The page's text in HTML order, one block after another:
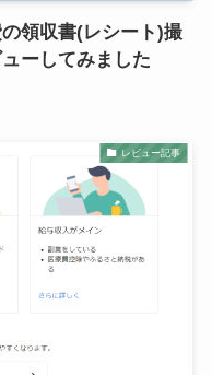
領収書(レシート)撮
ーしてみました
レビュー記事